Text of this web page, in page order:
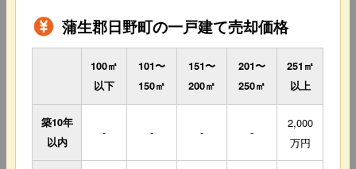
蒲生郡日野町の一戸建て売却価格
100㎡
以下
101〜
150㎡
151〜
200㎡
201〜
250㎡
251㎡
以上
築10年
以内
- - - -
2,000
万円